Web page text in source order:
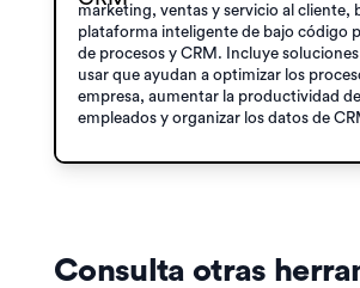
marketing, ventas y servicio al cliente,
plataforma inteligente de bajo código
de procesos y CRM. Incluye
usar que ayudan a optimizar los
empresa, aumentar la productividad
empleados y organizar los datos de
Consulta otras